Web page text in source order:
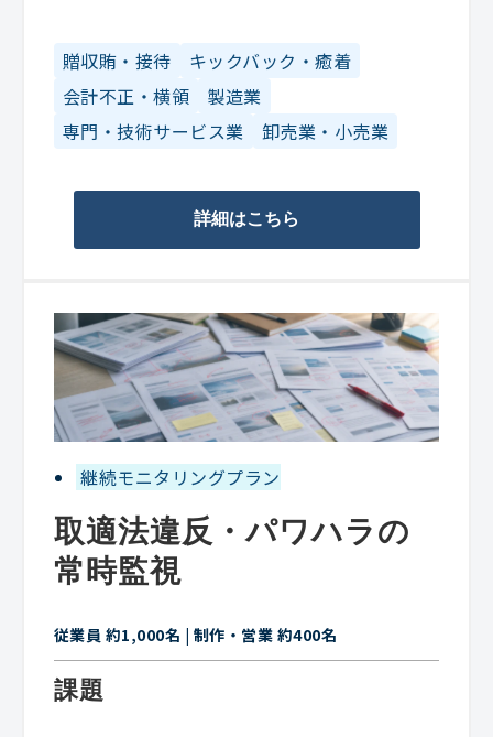
贈収賄・接待
キックバック・癒着
会計不正・横領
製造業
専門・技術サービス業
卸売業・小売業
詳細はこちら
継続モニタリングプラン
取適法違反・パワハラの
常時監視
従業員 約1,000名 | 制作・営業 約400名
課題